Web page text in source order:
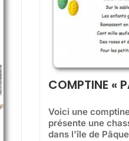
COMPTINE «
Voici une
présente une
dans l'île de